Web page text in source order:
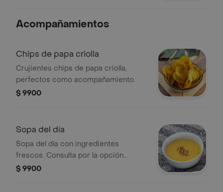
Acompañamientos
Chips de papa criolla
Crujientes chips de papa criolla,
perfectos como acompañamiento.
$ 9900
Sopa del día
Sopa del día con ingredientes
frescos. Consulta por la opción
disponible hoy. Imagen muestra sopa
$ 9900